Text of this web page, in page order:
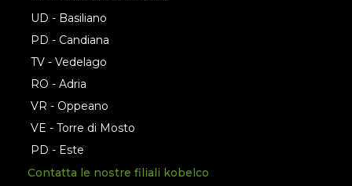
UD - Basiliano
PD - Candiana
TV - Vedelago
RO - Adria
VR - Oppeano
VE - Torre di Mosto
PD - Este
Contatta le nostre filiali kobelco